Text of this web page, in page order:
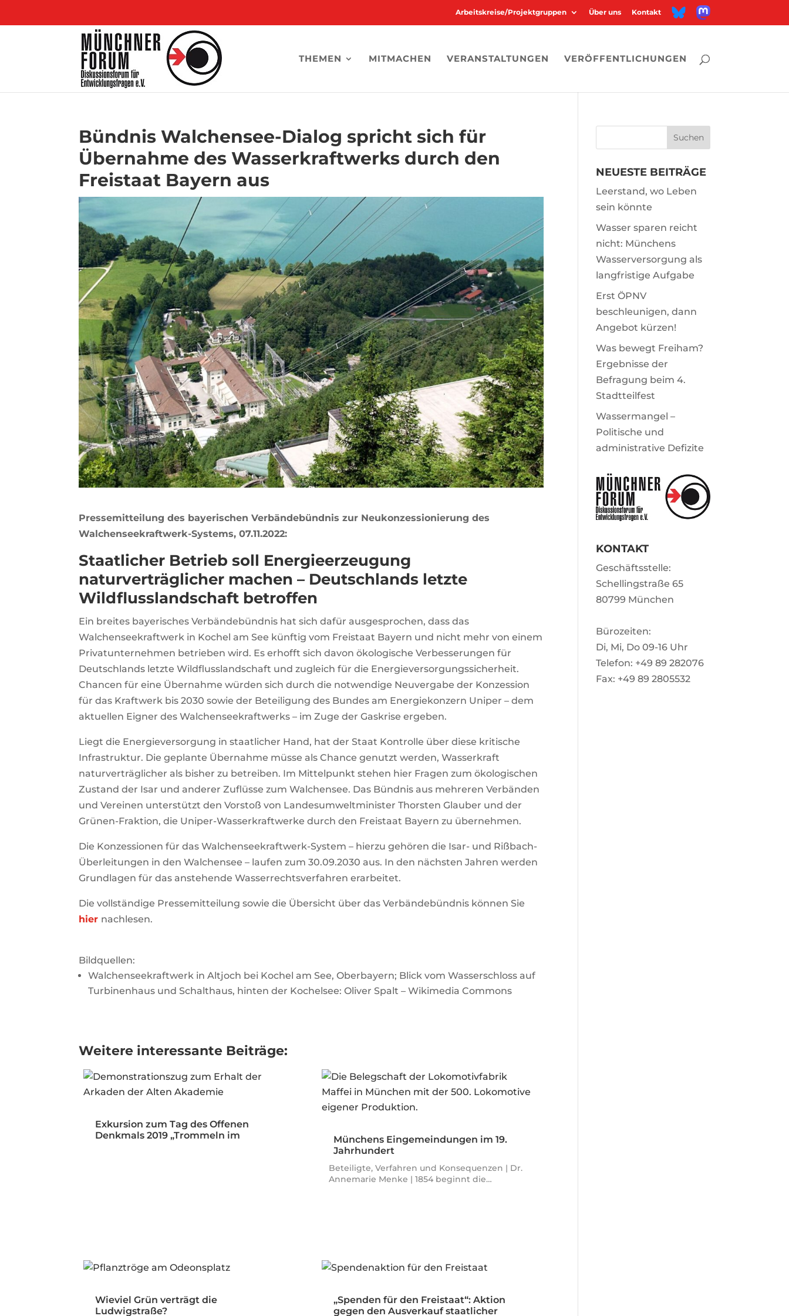
Arbeitskreise/Projektgruppen Über uns Kontakt
B
u
M
a
n
THEMEN MITMACHEN VERANSTALTUNGEN VERÖFFENTLICHUNGEN
Bündnis Walchensee-Dialog spricht sich für
Übernahme des Wasserkraftwerks durch den
Freistaat Bayern aus
Pressemitteilung des bayerischen Verbändebündnis zur Neukonzessionierung des
Walchenseekraftwerk-Systems, 07.11.2022:
Staatlicher Betrieb soll Energieerzeugung
naturverträglicher machen – Deutschlands letzte
Wildflusslandschaft betroffen
Ein breites bayerisches Verbändebündnis hat sich dafür ausgesprochen, dass das
Walchenseekraftwerk in Kochel am See künftig vom Freistaat Bayern und nicht mehr von einem
Privatunternehmen betrieben wird. Es erhofft sich davon ökologische Verbesserungen für
Deutschlands letzte Wildflusslandschaft und zugleich für die Energieversorgungssicherheit.
Chancen für eine Übernahme würden sich durch die notwendige Neuvergabe der Konzession
für das Kraftwerk bis 2030 sowie der Beteiligung des Bundes am Energiekonzern Uniper – dem
aktuellen Eigner des Walchenseekraftwerks – im Zuge der Gaskrise ergeben.
Liegt die Energieversorgung in staatlicher Hand, hat der Staat Kontrolle über diese kritische
Infrastruktur. Die geplante Übernahme müsse als Chance genutzt werden, Wasserkraft
naturverträglicher als bisher zu betreiben. Im Mittelpunkt stehen hier Fragen zum ökologischen
Zustand der Isar und anderer Zuflüsse zum Walchensee. Das Bündnis aus mehreren Verbänden
und Vereinen unterstützt den Vorstoß von Landesumweltminister Thorsten Glauber und der
Grünen-Fraktion, die Uniper-Wasserkraftwerke durch den Freistaat Bayern zu übernehmen.
Die Konzessionen für das Walchenseekraftwerk-System – hierzu gehören die Isar- und Rißbach-
Überleitungen in den Walchensee – laufen zum 30.09.2030 aus. In den nächsten Jahren werden
Grundlagen für das anstehende Wasserrechtsverfahren erarbeitet.
Die vollständige Pressemitteilung sowie die Übersicht über das Verbändebündnis können Sie
hier nachlesen.
Bildquellen:
Walchenseekraftwerk in Altjoch bei Kochel am See, Oberbayern; Blick vom Wasserschloss auf
Turbinenhaus und Schalthaus, hinten der Kochelsee: Oliver Spalt – Wikimedia Commons
Weitere interessante Beiträge:
Exkursion zum Tag des Offenen
Denkmals 2019 „Trommeln im
Münchens Eingemeindungen im 19.
Jahrhundert
Beteiligte, Verfahren und Konsequenzen | Dr.
Annemarie Menke | 1854 beginnt die…
Wieviel Grün verträgt die
Ludwigstraße?
„Spenden für den Freistaat“: Aktion
gegen den Ausverkauf staatlicher
NEUESTE BEITRÄGE
Leerstand, wo Leben
sein könnte
Wasser sparen reicht
nicht: Münchens
Wasserversorgung als
langfristige Aufgabe
Erst ÖPNV
beschleunigen, dann
Angebot kürzen!
Was bewegt Freiham?
Ergebnisse der
Befragung beim 4.
Stadtteilfest
Wassermangel –
Politische und
administrative Defizite
KONTAKT
Geschäftsstelle:
Schellingstraße 65
80799 München
Bürozeiten:
Di, Mi, Do 09-16 Uhr
Telefon: +49 89 282076
Fax: +49 89 2805532